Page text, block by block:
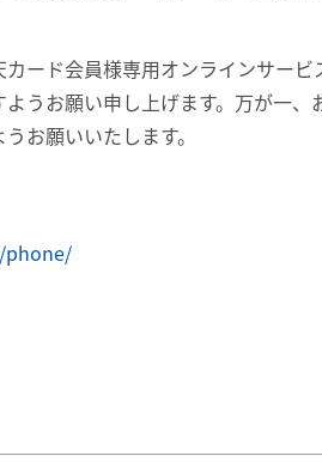
ード会員様専用オンラインサー
うお願い申し上げます。万が一
お願いいたします。
phone/